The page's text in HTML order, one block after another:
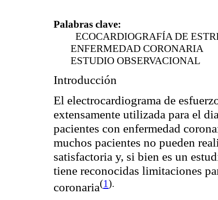
Palabras clave:
ECOCARDIOGRAFÍA DE
ENFERMEDAD CORONARIA
ESTUDIO OBSERVACIONAL
Introducción
El electrocardiograma de
extensamente utilizada para el
pacientes con enfermedad
muchos pacientes no pueden
satisfactoria y, si bien es un
tiene reconocidas limitaciones
coronaria(1).